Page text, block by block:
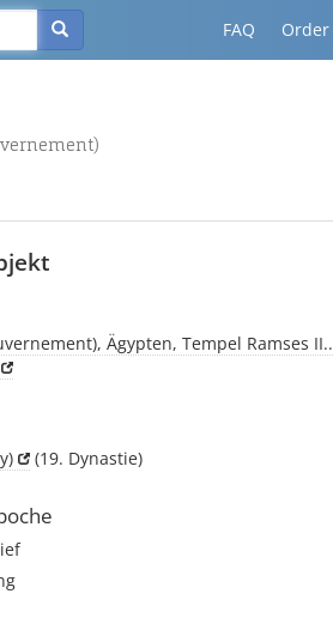
FAQ Order
Ägypten, Tempel Ramses II..
(19. Dynastie)